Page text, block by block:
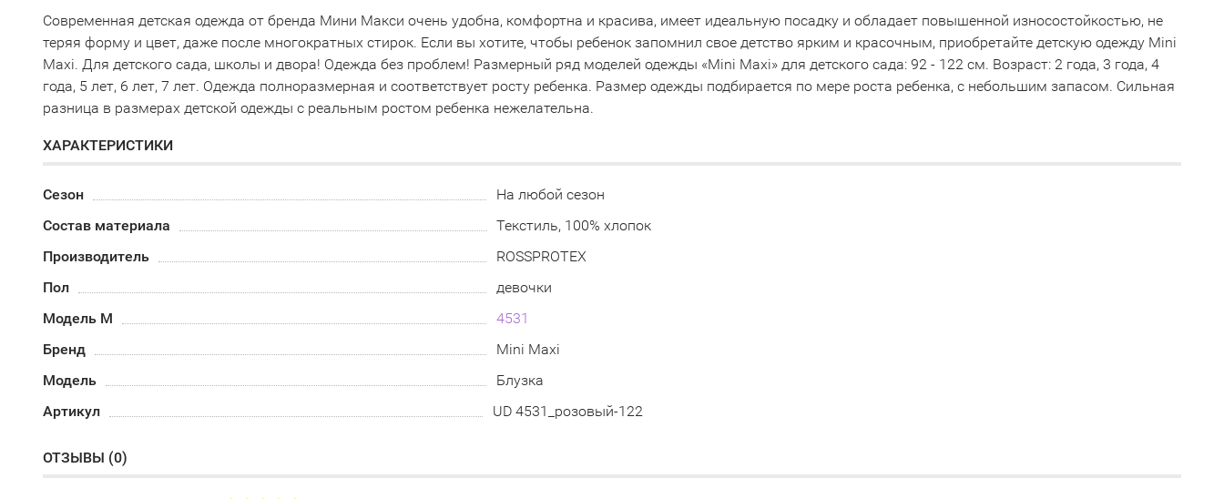
Современная детская одежда от бренда Мини Макси очень удобна, комфортна и красива, имеет идеальную посадку и обладает повышенной износостойкостью, не
теряя форму и цвет, даже после многократных стирок. Если вы хотите, чтобы ребенок запомнил свое детство ярким и красочным, приобретайте детскую одежду Mini
Maxi. Для детского сада, школы и двора! Одежда без проблем! Размерный ряд моделей одежды «Mini Maxi» для детского сада: 92 - 122 см. Возраст: 2 года, 3 года, 4
года, 5 лет, 6 лет, 7 лет. Одежда полноразмерная и соответствует росту ребенка. Размер одежды подбирается по мере роста ребенка, с небольшим запасом. Сильная
разница в размерах детской одежды с реальным ростом ребенка нежелательна.
ХАРАКТЕРИСТИКИ
Сезон
На любой сезон
Состав материала
Текстиль, 100% хлопок
Производитель
ROSSPROTEX
Пол
девочки
Модель М
4531
Бренд
Mini Maxi
Модель
Блузка
Артикул
UD 4531_розовый-122
ОТЗЫВЫ (0)